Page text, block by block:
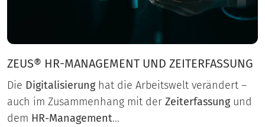
ZEUS® HR-MANAGEMENT UND ZEITERFASSUNG
Die Digitalisierung hat die Arbeitswelt verändert –
auch im Zusammenhang mit der Zeiterfassung und
dem HR-Management...